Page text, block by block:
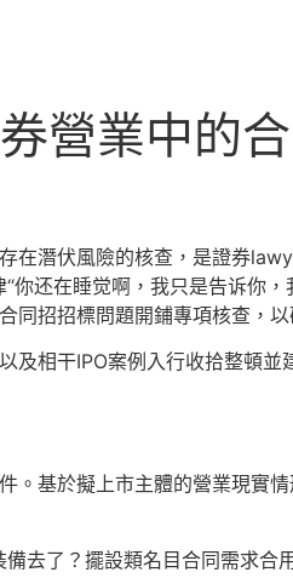
營業中的
潛伏風險的核查，是證券
还在睡觉啊，我只是告诉你
招招標問題開鋪專項核查，
相干IPO案例入行收拾整頓並
基於擬上市主體的營業現實情
了？擺設類名目合同需求合